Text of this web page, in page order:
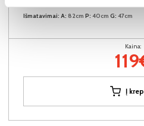
Išmatavimai: A: 82cm P: 40cm G: 47cm
Kaina:
Į